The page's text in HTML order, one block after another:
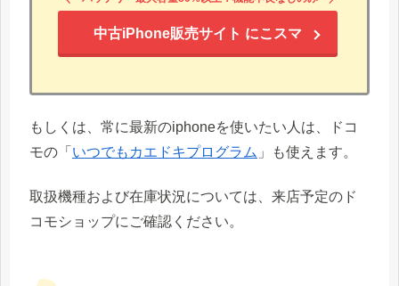
中古iPhone販売サイト にこスマ
もしくは、常に最新のiphoneを使いたい人は、ドコ
モの「 いつでもカエドキプログラム 」も使えます。
取扱機種および在庫状況については、来店予定のド
コモショップにご確認ください。